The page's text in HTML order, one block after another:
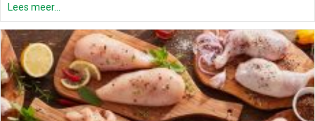
Lees meer...